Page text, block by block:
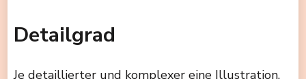
Detailgrad
Je detaillierter und komplexer eine Illustration,